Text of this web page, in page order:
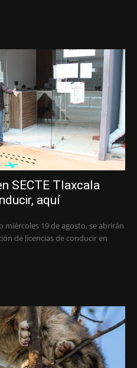
SECTE Tlaxcala
aquí
miércoles 19 de agosto, se abrirán
de licencias de conducir en